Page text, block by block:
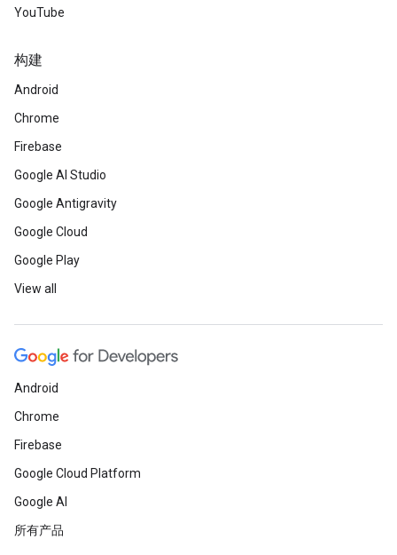
YouTube
构建
Android
Chrome
Firebase
Google AI Studio
Google Antigravity
Google Cloud
Google Play
View all
Android
Chrome
Firebase
Google Cloud Platform
Google AI
所有产品